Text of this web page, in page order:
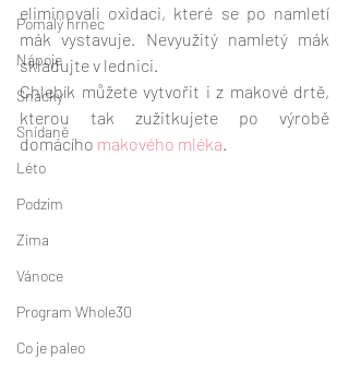
Pomalý hrnec
Nápoje
Snacky
Snídaně
Léto
Podzim
Zima
Vánoce
Program Whole30
Co je paleo
eliminovali oxidaci, které se po namletí
mák vystavuje. Nevyužitý namletý mák
skladujte v lednici.
Chlebík můžete vytvořit i z makové drtě,
kterou tak zužitkujete po výrobě
domácího makového mléka.